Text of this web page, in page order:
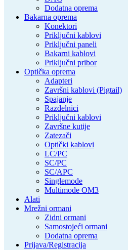
Dodatna oprema
Bakarna oprema
Konektori
Priključni kablovi
Priključni paneli
Bakarni kablovi
Priključni pribor
Optička oprema
Adapteri
Završni kablovi (Pigtail)
Spajanje
Razdelnici
Priključni kablovi
Završne kutije
Zatezači
Optički kablovi
LC/PC
SC/PC
SC/APC
Singlemode
Multimode OM3
Alati
Mrežni ormani
Zidni ormani
Samostojeći ormani
Dodatna oprema
Prijava/Registracija